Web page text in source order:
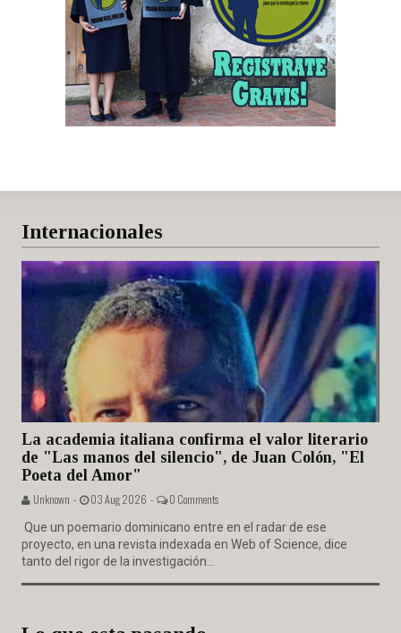
Internacionales
La academia italiana confirma el valor literario
de "Las manos del silencio", de Juan Colón, "El
Poeta del Amor"
Unknown - 03 Aug 2026 - 0 Comments
Que un poemario dominicano entre en el radar de ese
proyecto, en una revista indexada en Web of Science, dice
tanto del rigor de la investigación...